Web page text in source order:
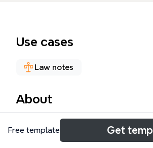
Use cases
Law notes
About
Este mapa mental recopila las
juicio del 11-M, organizando a más
Free template Get